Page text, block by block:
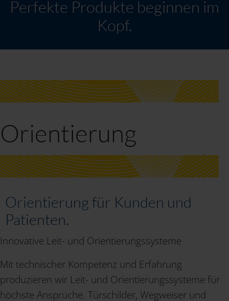
Perfekte Produkte beginnen im
Kopf.
Orientierung
Orientierung für Kunden und
Patienten.
Innovative Leit- und Orientierungssysteme
Mit technischer Kompetenz und Erfahrung
produzieren wir Leit- und Orientierungssysteme für
höchste Ansprüche. Türschilder, Wegweiser und